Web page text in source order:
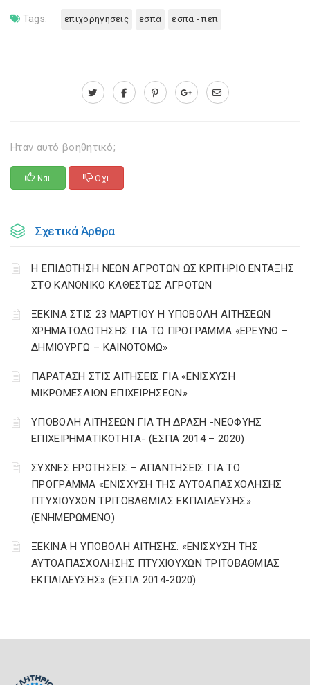
Tags: επιχορηγησεις εσπα εσπα - πεπ
Ηταν αυτό βοηθητικό;
Ναι Οχι
Σχετικά Άρθρα
Η ΕΠΙΔΟΤΗΣΗ ΝΕΩΝ ΑΓΡΟΤΩΝ ΩΣ ΚΡΙΤΗΡΙΟ ΕΝΤΑΞΗΣ
ΣΤΟ ΚΑΝΟΝΙΚΟ ΚΑΘΕΣΤΩΣ ΑΓΡΟΤΩΝ
ΞΕΚΙΝΑ ΣΤΙΣ 23 ΜΑΡΤΙΟΥ Η ΥΠΟΒΟΛΗ ΑΙΤΗΣΕΩΝ
ΧΡΗΜΑΤΟΔΟΤΗΣΗΣ ΓΙΑ ΤΟ ΠΡΟΓΡΑΜΜΑ «ΕΡΕΥΝΩ –
ΔΗΜΙΟΥΡΓΩ – ΚΑΙΝΟΤΟΜΩ»
ΠΑΡΑΤΑΣΗ ΣΤΙΣ ΑΙΤΗΣΕΙΣ ΓΙΑ «ΕΝΙΣΧΥΣΗ
ΜΙΚΡΟΜΕΣΑΙΩΝ ΕΠΙΧΕΙΡΗΣΕΩΝ»
ΥΠΟΒΟΛΗ ΑΙΤΗΣΕΩΝ ΓΙΑ ΤΗ ΔΡΑΣΗ -ΝΕΟΦΥΗΣ
ΕΠΙΧΕΙΡΗΜΑΤΙΚΟΤΗΤΑ- (ΕΣΠΑ 2014 – 2020)
ΣΥΧΝΕΣ ΕΡΩΤΗΣΕΙΣ – ΑΠΑΝΤΗΣΕΙΣ ΓΙΑ ΤΟ
ΠΡΟΓΡΑΜΜΑ «ΕΝΙΣΧΥΣΗ ΤΗΣ ΑΥΤΟΑΠΑΣΧΟΛΗΣΗΣ
ΠΤΥΧΙΟΥΧΩΝ ΤΡΙΤΟΒΑΘΜΙΑΣ ΕΚΠΑΙΔΕΥΣΗΣ»
(ΕΝΗΜΕΡΩΜΕΝΟ)
ΞΕΚΙΝΑ Η ΥΠΟΒΟΛΗ ΑΙΤΗΣΗΣ: «ΕΝΙΣΧΥΣΗ ΤΗΣ
ΑΥΤΟΑΠΑΣΧΟΛΗΣΗΣ ΠΤΥΧΙΟΥΧΩΝ ΤΡΙΤΟΒΑΘΜΙΑΣ
ΕΚΠΑΙΔΕΥΣΗΣ» (ΕΣΠΑ 2014-2020)